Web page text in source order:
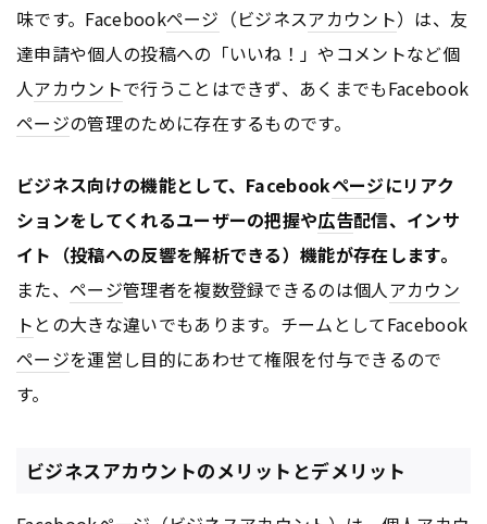
味です。Facebookページ （ビジネスアカウント）は、友
達申請や個人の投稿への「いいね！」やコメントなど個
人アカウントで行うことはできず、あくまでもFacebook
ページの管理のために存在するものです。
ビジネス向けの機能として、Facebookページにリアク
ションをしてくれるユーザーの把握や広告配信、インサ
イト（投稿への反響を解析できる）機能が存在します。
また、 ページ管理者を複数登録できるのは個人アカウン
ト との大きな違いでもあります。チームとしてFacebook
ページを運営し目的にあわせて権限を付与できるので
す。
ビジネスアカウントのメリットとデメリット